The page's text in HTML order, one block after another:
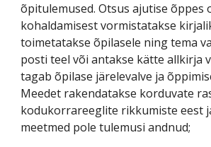
õpitulemused. Otsus ajutise õppes
kohaldamisest vormistatakse
toimetatakse õpilasele ning tema
posti teel või antakse kätte allkirja
tagab õpilase järelevalve ja
Meedet rakendatakse korduvate
kodukorrareeglite rikkumiste eest
meetmed pole tulemusi andnud;